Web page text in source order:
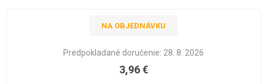
NA OBJEDNÁVKU
Predpokladané doručenie: 28. 8. 2026
3,96 €